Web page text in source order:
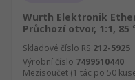
Wurth Elektronik
Průchozí otvor, 1:1, 85
Skladové číslo RS 212-5925
Výrobní číslo 7499510440
Mezisoučet (1 tác po 50